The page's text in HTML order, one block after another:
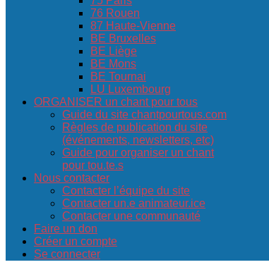
76 Rouen
87 Haute-Vienne
BE Bruxelles
BE Liège
BE Mons
BE Tournai
LU Luxembourg
ORGANISER un chant pour tous
Guide du site chantpourtous.com
Règles de publication du site
(événements, newsletters, etc)
Guide pour organiser un chant
pour tou.te.s
Nous contacter
Contacter l’équipe du site
Contacter un.e animateur.ice
Contacter une communauté
Faire un don
Créer un compte
Se connecter